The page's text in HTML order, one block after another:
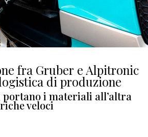
fra Gruber e Alpitronic
di produzione
portano i materiali all’altra
veloci